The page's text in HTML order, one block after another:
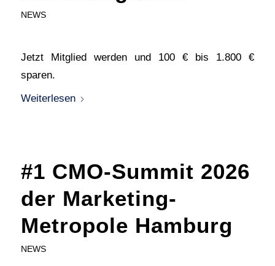
NEWS
Jetzt Mitglied werden und 100 € bis 1.800 €
sparen.
Weiterlesen
#1 CMO-Summit 2026
der Marketing-
Metropole Hamburg
NEWS